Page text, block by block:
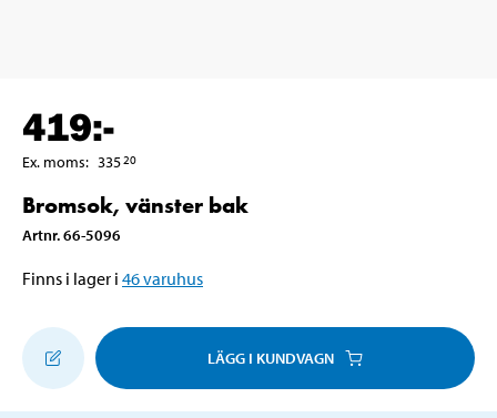
419:-
Ex. moms: 33520
Bromsok, vänster bak
Artnr.66-5096
Finns i lager i 46varuhus
LÄGG I KUNDVAGN